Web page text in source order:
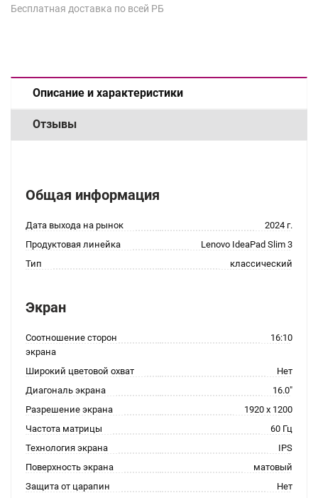
Бесплатная доставка по всей РБ
Описание и характеристики
Отзывы
Общая информация
Дата выхода на рынок
2024 г.
Продуктовая линейка
Lenovo IdeaPad Slim 3
Тип
классический
Экран
Соотношение сторон
экрана
16:10
Широкий цветовой охват
Нет
Диагональ экрана
16.0"
Разрешение экрана
1920 x 1200
Частота матрицы
60 Гц
Технология экрана
IPS
Поверхность экрана
матовый
Защита от царапин
Нет